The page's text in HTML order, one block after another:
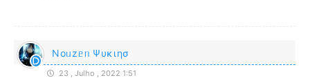
Noᥙzᥱᥒ Ψυκιησ
23 , Julho , 2022 1:51